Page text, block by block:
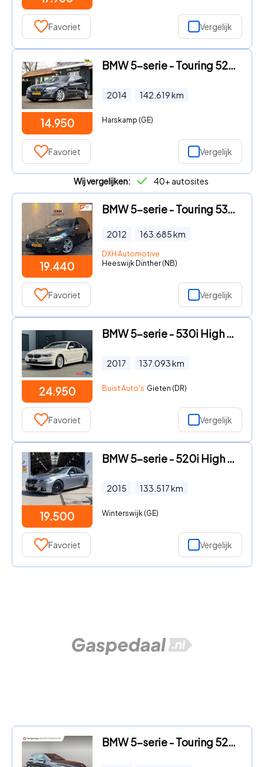
Favoriet Vergelijk
14.950
BMW 5-serie - Touring 520d Last Minute Edition Panoramadak I Sportstoelen
2014 142.619km
Harskamp (GE)
Favoriet Vergelijk
Wij vergelijken: 40+ autosites
19.440
BMW 5-serie - Touring 535xi M-Sport APK-8/2027 LEER MEMORY LED
2012 163.685km
DXH Automotive
Heeswijk Dinther (NB)
Favoriet Vergelijk
24.950
BMW 5-serie - 530i High Executive Luxury Line NAPPA LEER 18" NL-auto
2017 137.093km
Buist Auto's Gieten (DR)
Favoriet Vergelijk
19.500
BMW 5-serie - 520i High Executive M Sport *NAP | Schuif/Kantel | Memory |
2015 133.517km
Winterswijk (GE)
Favoriet Vergelijk
BMW 5-serie - Touring 523i Business Sport Automaat Leder Clima Camera Comf